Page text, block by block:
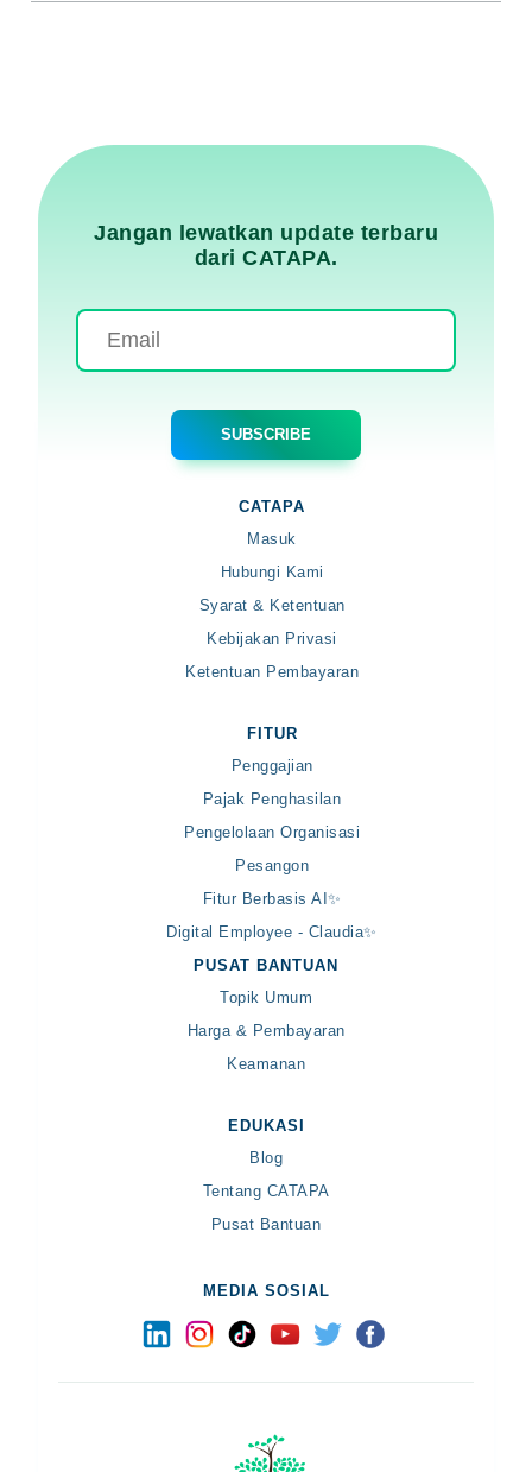
Jangan lewatkan update terbaru
dari CATAPA.
CATAPA
Masuk
Hubungi Kami
Syarat & Ketentuan
Kebijakan Privasi
Ketentuan Pembayaran
FITUR
Penggajian
Pajak Penghasilan
Pengelolaan Organisasi
Pesangon
Fitur Berbasis AI✨
Digital Employee - Claudia✨
PUSAT BANTUAN
Topik Umum
Harga & Pembayaran
Keamanan
EDUKASI
Blog
Tentang CATAPA
Pusat Bantuan
MEDIA SOSIAL